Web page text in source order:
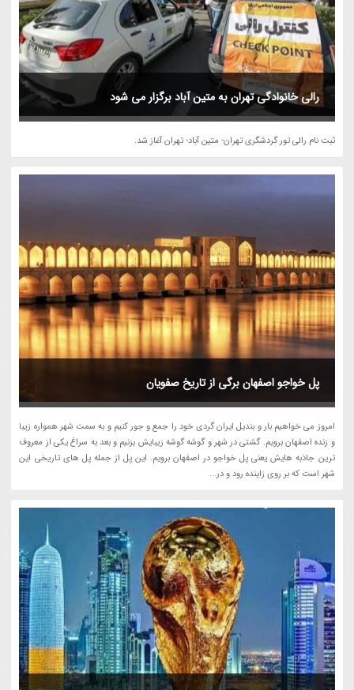
رالی خانوادگی تهران به متین آباد برگزار می شود
ثبت نام رالی تور گردشگری تهران- متین آباد- تهران آغاز شد.
پل خواجو اصفهان برگی از تاریخ صفویان
امروز می خواهیم بار و بندیل ایران گردی خود را جمع و جور کنیم و به سمت شهر همواره زیبا
و زنده اصفهان برویم. گشتی در شهر و گوشه گوشه زیبایش بزنیم و بعد به سراغ یکی از معروف
ترین جاذبه هایش یعنی پل خواجو در اصفهان برویم. این پل از جمله پل های تاریخی این
شهر است که بر روی زاینده رود و در...